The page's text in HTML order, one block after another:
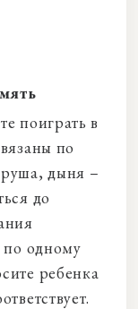
поиграть в
по
дыня –
до
по одному
ребенка